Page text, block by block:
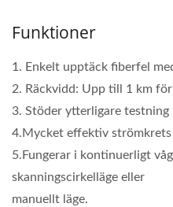
Funktioner
1. Enkelt upptäck fiberfel
2. Räckvidd: Upp till 1 km
3. Stöder ytterligare
4.Mycket effektiv strömkrets
5.Fungerar i kontinuerligt
skanningscirkelläge eller
manuellt läge.